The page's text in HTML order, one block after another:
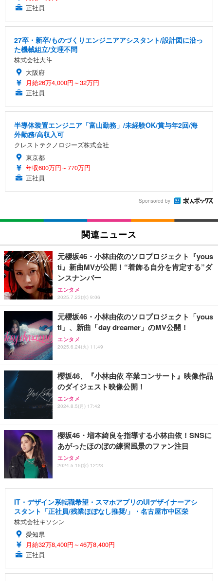
正社員
27卒・新卒/ものづくりエンジニアアシスタント/設計図に沿っ
た機械組立/文理不問
株式会社大斗
大阪府
月給26万4,000円～32万円
正社員
半導体装置エンジニア「富山勤務」/未経験OK/賞与年2回/海
外勤務/高収入可
クレストテクノロジーズ株式会社
東京都
年収600万円～770万円
正社員
Sponsored by
関連ニュース
元櫻坂46・小林由依のソロプロジェクト『yous
ti』新曲MVが公開！“着飾る自分を肯定する”ダ
ンスナンバー
エンタメ
2025.7.23(水) 9:06
元櫻坂46・小林由依のソロプロジェクト「yous
ti」、新曲「day dreamer」のMV公開！
エンタメ
2025.6.24(火) 11:49
櫻坂46、『小林由依 卒業コンサート』映像作品
のダイジェスト映像公開！
エンタメ
2024.8.5(月) 17:42
櫻坂46・増本綺良を指導する小林由依！SNSに
あがったほのぼの練習風景のファン注目
エンタメ
2024.5.15(水) 12:23
IT・デザイン系転職希望・スマホアプリのUIデザイナーアシ
スタント「正社員/残業ほぼなし推奨/」・名古屋市中区栄
株式会社キソシン
愛知県
月給32万8,400円～46万8,400円
正社員